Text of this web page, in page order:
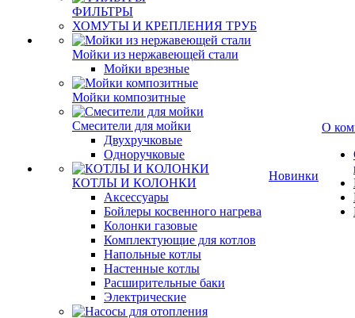
ФИЛЬТРЫ
ХОМУТЫ И КРЕПЛЕНИЯ ТРУБ
Мойки из нержавеющей стали
Мойки врезные
Мойки композитные
Смесители для мойки
Двухручковые
Одноручковые
КОТЛЫ И КОЛОНКИ
Аксессуары
Бойлеры косвенного нагрева
Колонки газовые
Комплектующие для котлов
Напольные котлы
Настенные котлы
Расширительные баки
Электрические
Новинки
О